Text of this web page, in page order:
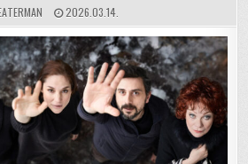
PUBLISHED
DATE:
2026.03.14.